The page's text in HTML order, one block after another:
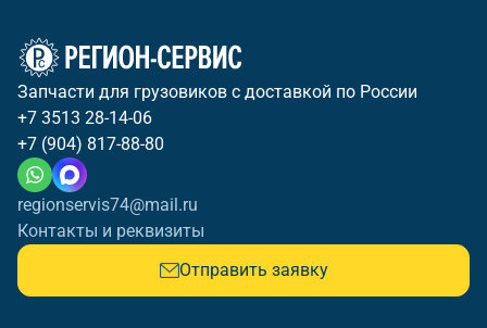
Запчасти для грузовиков с доставкой по России
+7 3513 28-14-06
+7 (904) 817-88-80
regionservis74@mail.ru
Контакты и реквизиты
Отправить заявку